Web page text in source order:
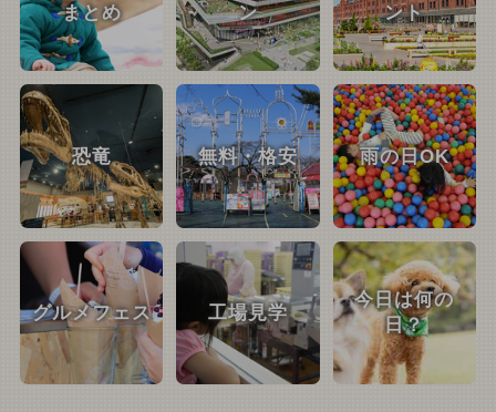
まとめ
ン
ント
恐竜 無料・格安 雨の日OK
グルメフェス 工場見学
今日は何の
日？